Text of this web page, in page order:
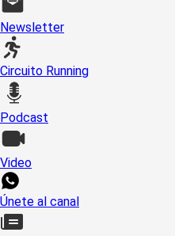
Newsletter
Circuito Running
Podcast
Video
Únete al canal